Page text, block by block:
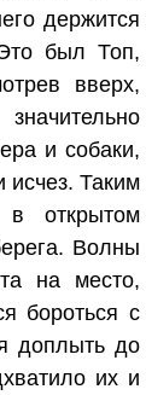
держится
был Топ,
вверх,
и собаки,
исчез. Таким
в открытом
Волны
на место,
бороться с
доплыть до
их и